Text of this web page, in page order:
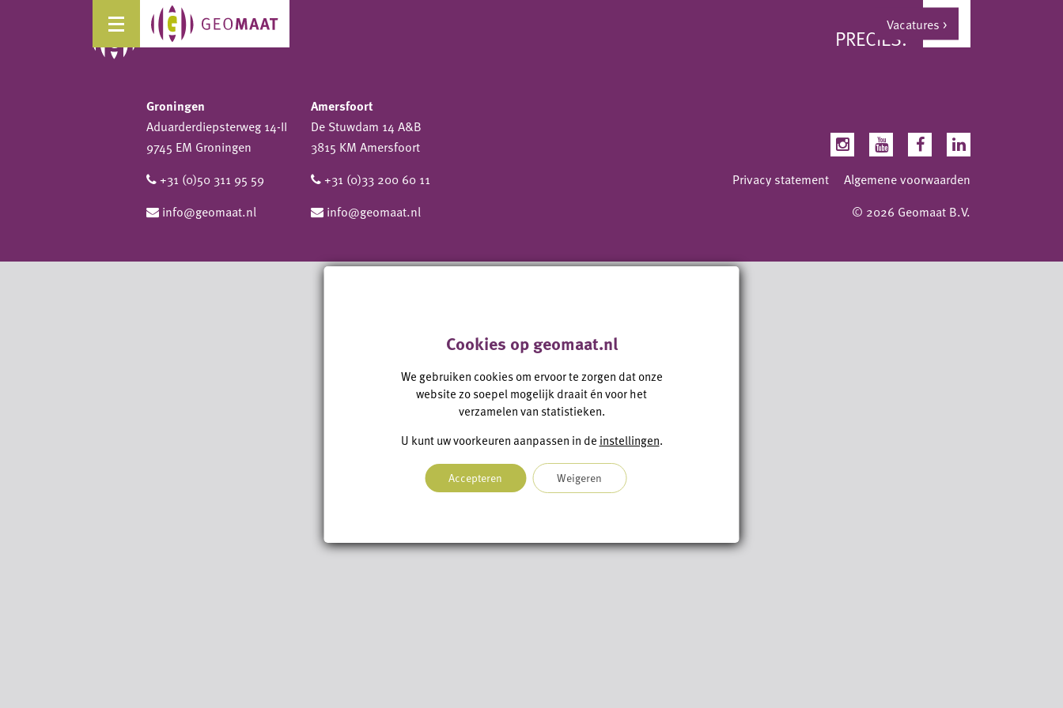
Vacatures >
PRECIES.
Groningen
Aduarderdiepsterweg 14-II
9745 EM Groningen
+31 (0)50 311 95 59
info@geomaat.nl
Amersfoort
De Stuwdam 14 A&B
3815 KM Amersfoort
+31 (0)33 200 60 11
info@geomaat.nl
Privacy statement
Algemene voorwaarden
© 2026 Geomaat B.V.
Cookies op geomaat.nl
We gebruiken cookies om ervoor te zorgen dat onze
website zo soepel mogelijk draait én voor het
verzamelen van statistieken.
U kunt uw voorkeuren aanpassen in de instellingen.
Accepteren Weigeren